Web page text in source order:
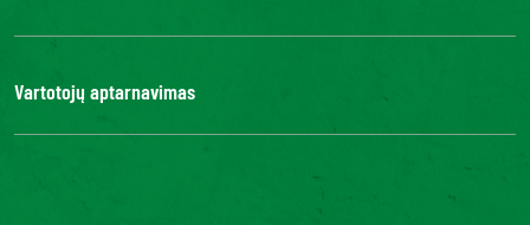
Vartotojų aptarnavimas
Kontaktai